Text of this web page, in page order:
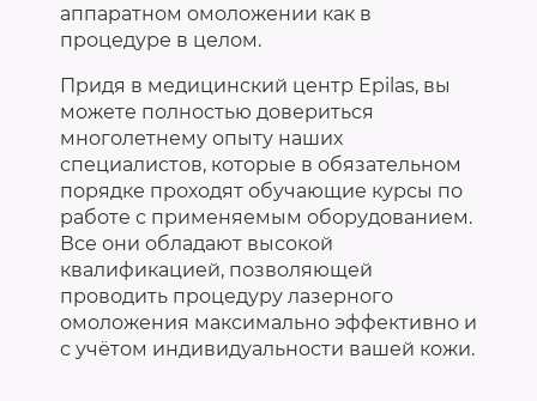
аппаратном омоложении как в
процедуре в целом.
Придя в медицинский центр Epilas, вы
можете полностью довериться
многолетнему опыту наших
специалистов, которые в обязательном
порядке проходят обучающие курсы по
работе с применяемым оборудованием.
Все они обладают высокой
квалификацией, позволяющей
проводить процедуру лазерного
омоложения максимально эффективно и
с учётом индивидуальности вашей кожи.